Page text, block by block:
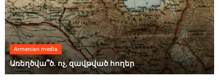
Armenian media
Առեղծվա՞ծ. ոչ, զավթված հողեր